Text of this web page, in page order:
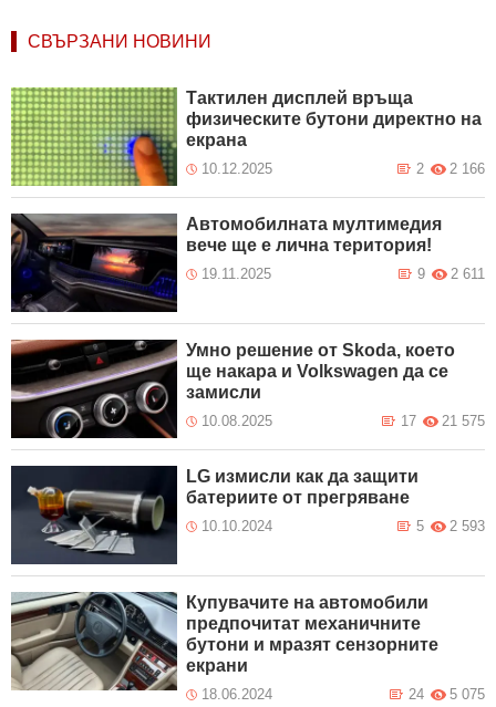
СВЪРЗАНИ НОВИНИ
Тактилен дисплей връща
физическите бутони директно на
екрана
10.12.2025 2 166
2
Автомобилната мултимедия
вече ще е лична територия!
19.11.2025 2 611
9
Умно решение от Skoda, което
ще накара и Volkswagen да се
замисли
10.08.2025 21 575
17
LG измисли как да защити
батериите от прегряване
10.10.2024 2 593
5
Купувачите на автомобили
предпочитат механичните
бутони и мразят сензорните
екрани
18.06.2024 5 075
24